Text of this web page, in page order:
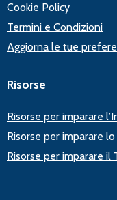
Cookie Policy
Termini e Condizioni
Aggiorna le tue
Risorse
Risorse per imparare
Risorse per imparare
Risorse per imparare il